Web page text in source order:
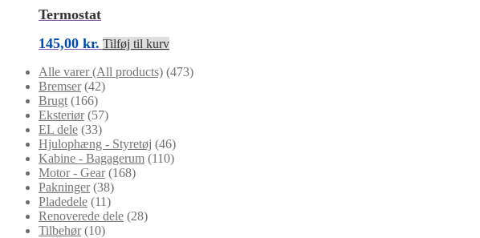
Termostat
145,00 kr. Tilføj til kurv
Alle varer (All products) (473)
Bremser (42)
Brugt (166)
Eksteriør (57)
EL dele (33)
Hjulophæng - Styretøj (46)
Kabine - Bagagerum (110)
Motor - Gear (168)
Pakninger (38)
Pladedele (11)
Renoverede dele (28)
Tilbehør (10)